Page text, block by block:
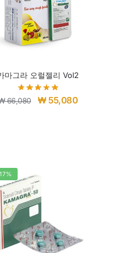
마그라 오럴젤리 Vol2
66,080 ₩55,080